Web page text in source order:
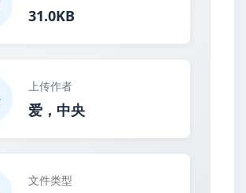
31.0KB
上传作者
爱，中央
文件类型